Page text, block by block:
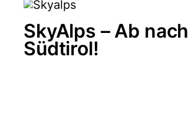
SkyAlps – Ab nach
Südtirol!